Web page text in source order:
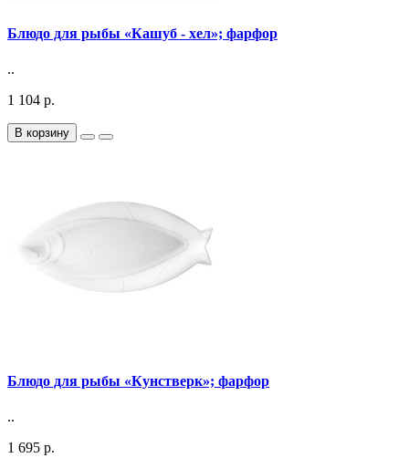
Блюдо для рыбы «Кашуб - хел»; фарфор
..
1 104 р.
В корзину
Блюдо для рыбы «Кунстверк»; фарфор
..
1 695 р.